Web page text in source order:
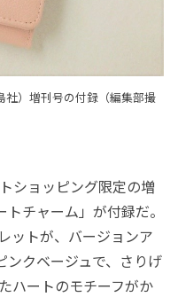
）増刊号の付録（編集部撮
ショッピング限定の増
チャーム」が付録だ。
ットが、バージョンア
ンクベージュで、さりげ
ハートのモチーフがか